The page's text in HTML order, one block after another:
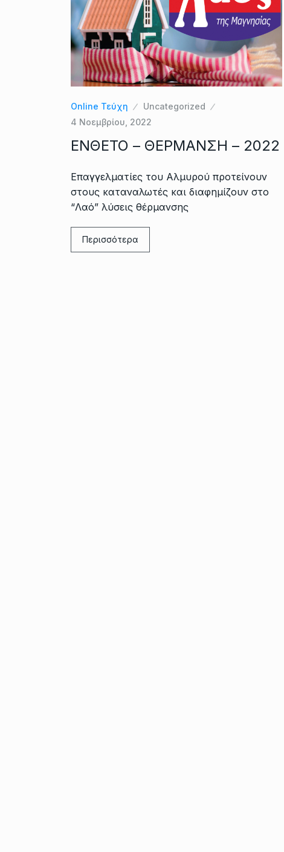
Online Τεύχη
Uncategorized
4 Νοεμβρίου, 2022
ΕΝΘΕΤΟ – ΘΕΡΜΑΝΣΗ – 2022
Επαγγελματίες του Αλμυρού προτείνουν
στους καταναλωτές και διαφημίζουν στο
“Λαό” λύσεις θέρμανσης
Περισσότερα